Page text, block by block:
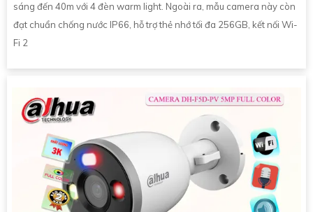
sáng đến 40m với 4 đèn warm light. Ngoài ra, mẫu camera này còn
đạt chuẩn chống nước IP66, hỗ trợ thẻ nhớ tối đa 256GB, kết nối Wi-
Fi 2